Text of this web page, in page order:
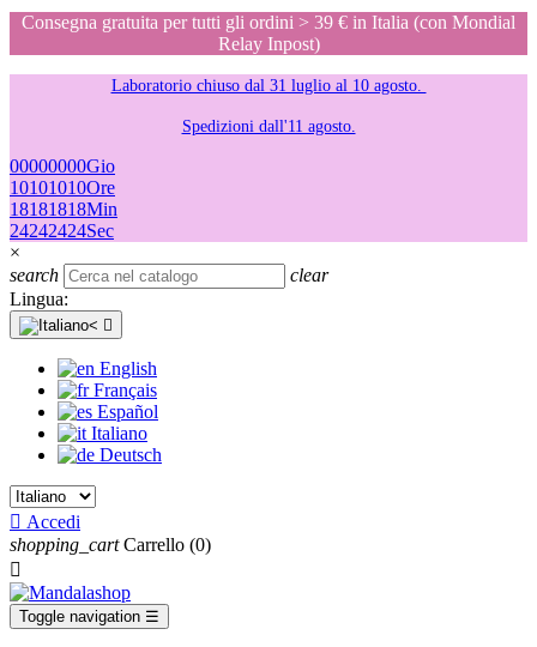
Consegna gratuita per tutti gli ordini > 39 € in Italia (con Mondial
Relay Inpost)
Laboratorio chiuso dal 31 luglio al 10 agosto.
Spedizioni dall'11 agosto.
00000000Gio
10101010Ore
18181818Min
24242424Sec
×
search
clear
Lingua:

English
Français
Español
Italiano
Deutsch
 Accedi
shopping_cart Carrello (0)

Toggle navigation ☰